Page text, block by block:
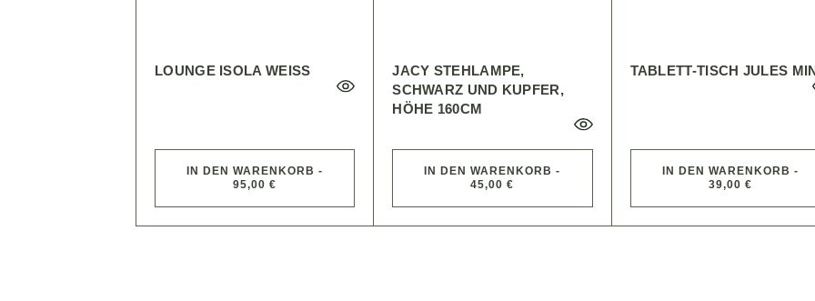
LOUNGE ISOLA WEISS
IN DEN WARENKORB -
95,00 €
JACY STEHLAMPE,
SCHWARZ UND KUPFER,
HÖHE 160CM
IN DEN WARENKORB -
45,00 €
TABLETT-TISCH JULES
IN DEN WARENKORB -
39,00 €